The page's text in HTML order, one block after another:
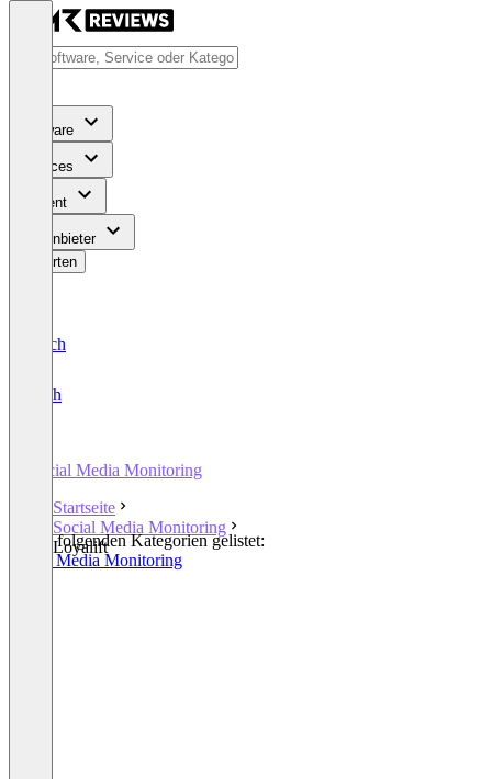
Software
Services
Content
Für Anbieter
Bewerten
Deutsch
English
Social Media Monitoring
Startseite
Social Media Monitoring
Loyalift
In den folgenden Kategorien gelistet:
Social Media Monitoring